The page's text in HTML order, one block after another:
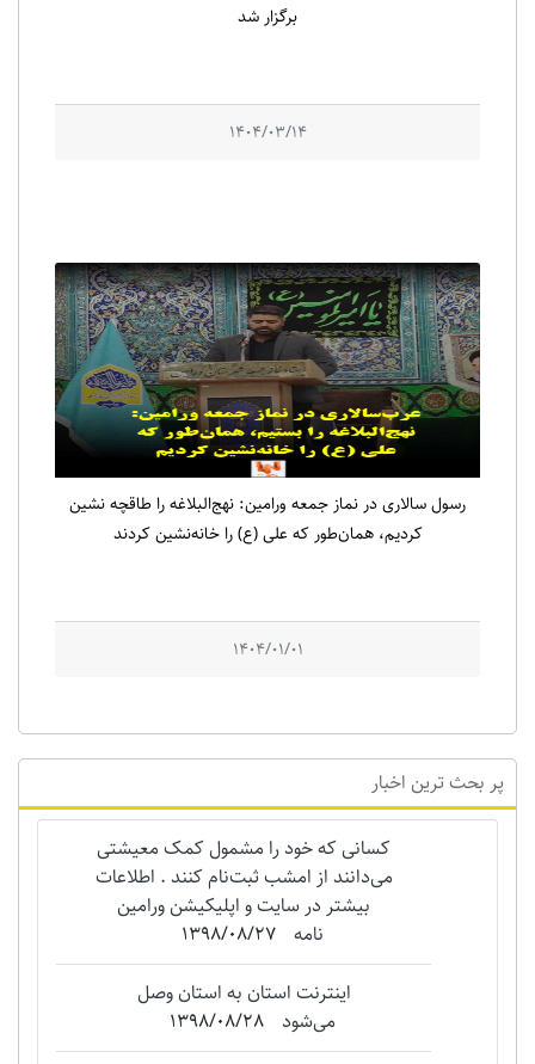
برگزار شد
1404/03/14
رسول سالاری در نماز جمعه ورامین: نهج‌البلاغه را طاقچه نشین
کردیم، همان‌طور که علی (ع) را خانه‌نشین کردند
1404/01/01
پر بحث ترین اخبار
کسانی که خود را مشمول کمک معیشتی
می‌دانند از امشب ثبت‌نام کنند . اطلاعات
بیشتر در سایت و اپلیکیشن ورامین
نامه 1398/08/27
اینترنت استان به استان وصل
می‌شود
1398/08/28